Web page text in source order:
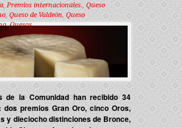
,Premios internacionales., Queso
, Queso de Valdeón, Queso
,Quesos
de la Comunidad han recibido 34
dos premios Gran Oro, cinco Oros,
y dieciocho distinciones de Bronce,